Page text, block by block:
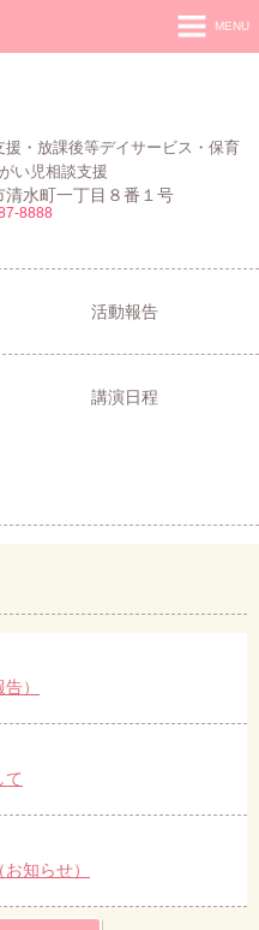
援・放課後等デイサービス・保育
い児相談支援
水町一丁目８番１号
8888
MENU
活動報告
講演日程
）
て
知らせ）